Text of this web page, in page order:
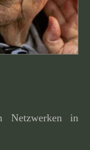
Netzwerken in